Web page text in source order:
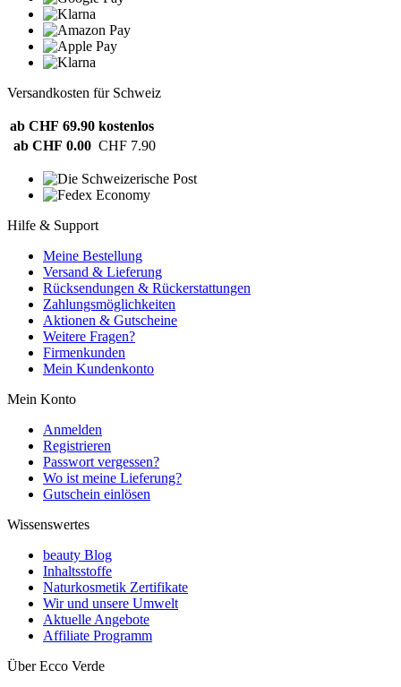
Versandkosten für Schweiz
ab CHF 69.90 kostenlos
ab CHF 0.00 CHF 7.90
Hilfe & Support
Meine Bestellung
Versand & Lieferung
Rücksendungen & Rückerstattungen
Zahlungsmöglichkeiten
Aktionen & Gutscheine
Weitere Fragen?
Firmenkunden
Mein Kundenkonto
Mein Konto
Anmelden
Registrieren
Passwort vergessen?
Wo ist meine Lieferung?
Gutschein einlösen
Wissenswertes
beauty Blog
Inhaltsstoffe
Naturkosmetik Zertifikate
Wir und unsere Umwelt
Aktuelle Angebote
Affiliate Programm
Über Ecco Verde